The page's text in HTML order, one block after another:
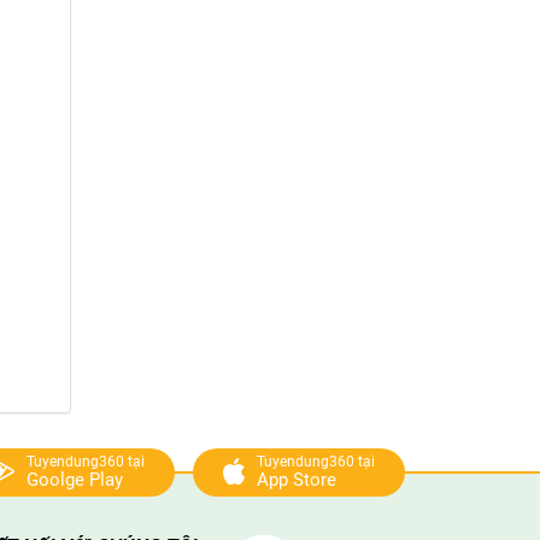
Tuyendung360 tại
Goolge Play
Tuyendung360 tại
App Store